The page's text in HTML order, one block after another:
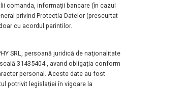
comanda, informații bancare (în cazul
privind Protectia Datelor (prescurtat
cu acordul parintilor.
SRL, persoană juridică de naţionalitate
31435404 , avand obligația conform
personal. Aceste date au fost
potrivit legislației în vigoare la